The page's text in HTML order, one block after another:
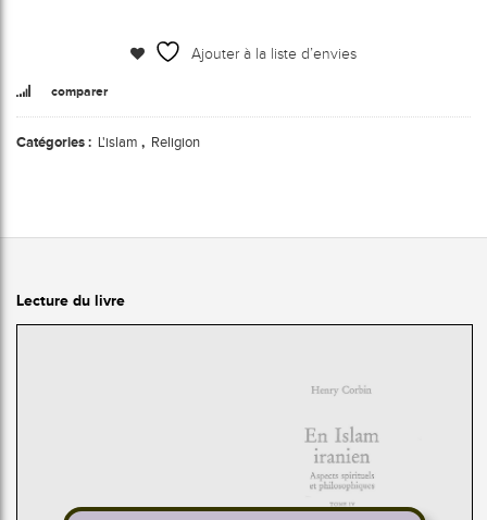
Ajouter à la liste d’envies
comparer
Catégories : L'islam , Religion
Lecture du livre